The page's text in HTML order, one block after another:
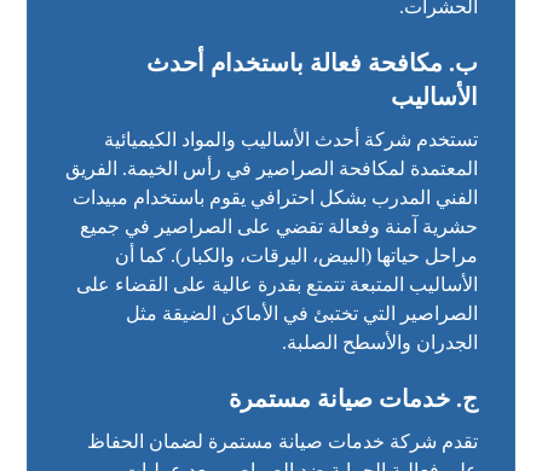
الحشرات.
ب. مكافحة فعالة باستخدام أحدث
الأساليب
تستخدم شركة أحدث الأساليب والمواد الكيميائية
المعتمدة لمكافحة الصراصير في رأس الخيمة. الفريق
الفني المدرب بشكل احترافي يقوم باستخدام مبيدات
حشرية آمنة وفعالة تقضي على الصراصير في جميع
مراحل حياتها (البيض، اليرقات، والكبار). كما أن
الأساليب المتبعة تتمتع بقدرة عالية على القضاء على
الصراصير التي تختبئ في الأماكن الضيقة مثل
الجدران والأسطح الصلبة.
ج. خدمات صيانة مستمرة
تقدم شركة خدمات صيانة مستمرة لضمان الحفاظ